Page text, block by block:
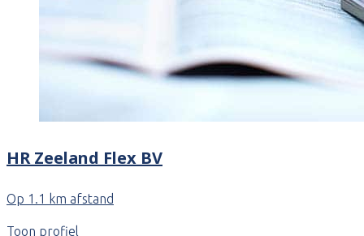
HR Zeeland Flex BV
Op 1.1 km afstand
Toon profiel